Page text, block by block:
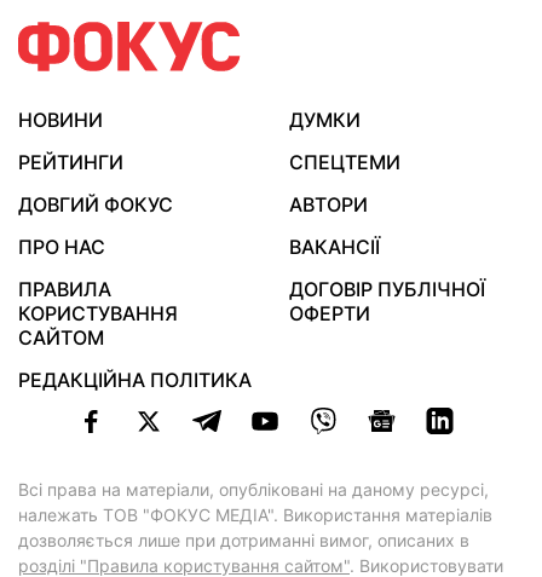
НОВИНИ
ДУМКИ
РЕЙТИНГИ
СПЕЦТЕМИ
ДОВГИЙ ФОКУС
АВТОРИ
ПРО НАС
ВАКАНСІЇ
ПРАВИЛА
КОРИСТУВАННЯ
САЙТОМ
ДОГОВІР ПУБЛІЧНОЇ
ОФЕРТИ
РЕДАКЦІЙНА ПОЛІТИКА
Всі права на матеріали, опубліковані на даному ресурсі,
належать ТОВ "ФОКУС МЕДІА". Використання матеріалів
дозволяється лише при дотриманні вимог, описаних в
розділі "Правила користування сайтом". Використовувати